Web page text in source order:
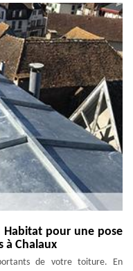
Habitat pour une pose
à Chalaux
de votre toiture. En